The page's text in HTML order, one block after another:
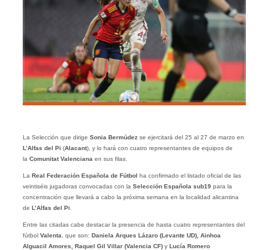
La Selección que dirige Sonia Bermúdezse ejercitará del 25 al 27 de marzo en
L’Alfas del Pi (Alacant), y lo hará con cuatro representantes de equipos de
la Comunitat Valenciana en sus filas.
La Real Federación Española de Fútbol ha confirmado el listado oficial de las
veintiséis jugadoras convocadas con la Selección Española sub19para la
concentración que llevará a cabo la próxima semana en la localidad alicantina
de L’Alfas del Pi
Entre las citadas cabe destacar la presencia de hasta cuatro representantes del
fútbol Valenta , que son: Daniela Arques Lázaro (Levante UD), Ainhoa
Alguacil Amores, Raquel Gil Villar (Valencia CF)y Lucía Romero